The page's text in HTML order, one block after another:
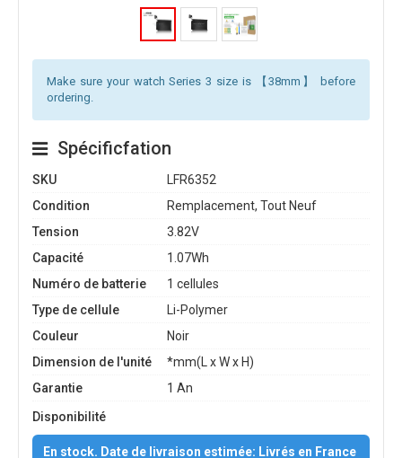
Make sure your watch Series 3 size is 【38mm】 before
ordering.
Spécificfation
SKU
LFR6352
Condition
Remplacement, Tout Neuf
Tension
3.82V
Capacité
1.07Wh
Numéro de batterie
1 cellules
Type de cellule
Li-Polymer
Couleur
Noir
Dimension de l'unité
*mm(L x W x H)
Garantie
1 An
Disponibilité
En stock. Date de livraison estimée: Livrés en France